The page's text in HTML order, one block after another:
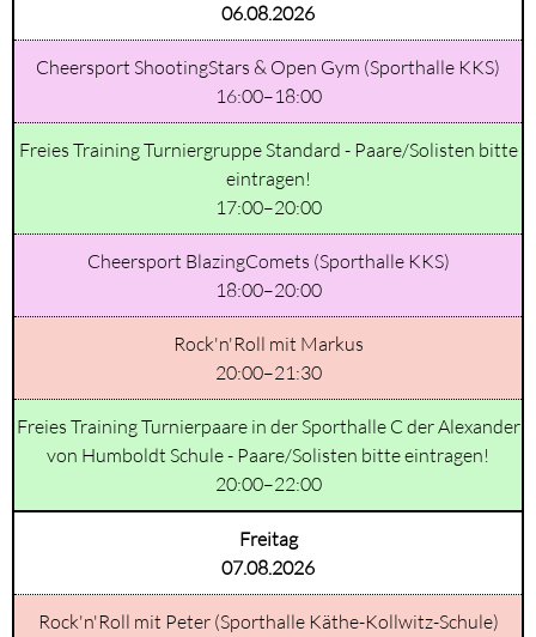
06.08.2026
Cheersport ShootingStars & Open Gym (Sporthalle KKS)
16:00–18:00
Freies Training Turniergruppe Standard - Paare/Solisten bitte
eintragen!
17:00–20:00
Cheersport BlazingComets (Sporthalle KKS)
18:00–20:00
Rock'n'Roll mit Markus
20:00–21:30
Freies Training Turnierpaare in der Sporthalle C der Alexander
von Humboldt Schule - Paare/Solisten bitte eintragen!
20:00–22:00
Freitag
07.08.2026
Rock'n'Roll mit Peter (Sporthalle Käthe-Kollwitz-Schule)